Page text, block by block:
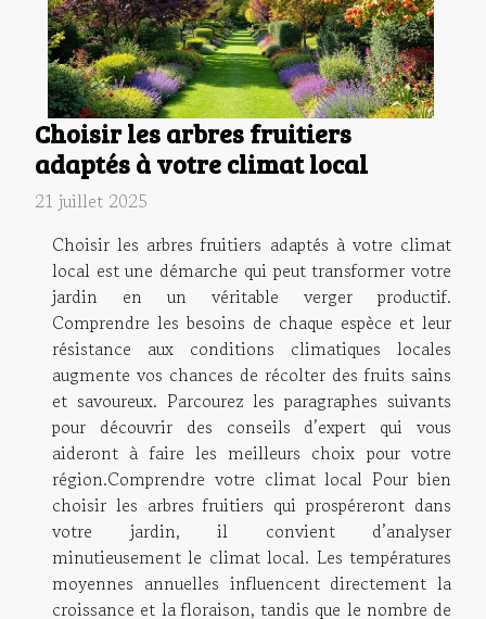
Choisir les arbres fruitiers
adaptés à votre climat local
21 juillet 2025
Choisir les arbres fruitiers adaptés à votre climat
local est une démarche qui peut transformer votre
jardin en un véritable verger productif.
Comprendre les besoins de chaque espèce et leur
résistance aux conditions climatiques locales
augmente vos chances de récolter des fruits sains
et savoureux. Parcourez les paragraphes suivants
pour découvrir des conseils d’expert qui vous
aideront à faire les meilleurs choix pour votre
région.Comprendre votre climat local Pour bien
choisir les arbres fruitiers qui prospéreront dans
votre jardin, il convient d’analyser
minutieusement le climat local. Les températures
moyennes annuelles influencent directement la
croissance et la floraison, tandis que le nombre de